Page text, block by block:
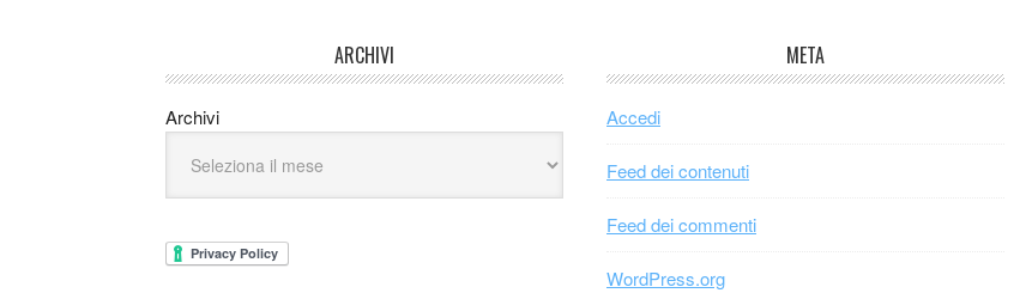
ARCHIVI
Archivi
META
Accedi
Feed dei contenuti
Feed dei commenti
WordPress.org